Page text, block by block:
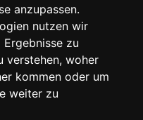
anzupassen.
nutzen wir
zu
verstehen, woher
kommen oder um
weiter zu